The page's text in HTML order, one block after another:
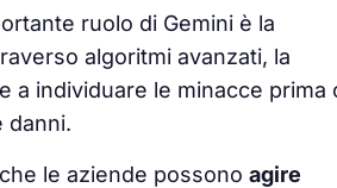
ruolo di Gemini è la
algoritmi avanzati, la
a individuare le minacce prima
danni.
le aziende possono agire